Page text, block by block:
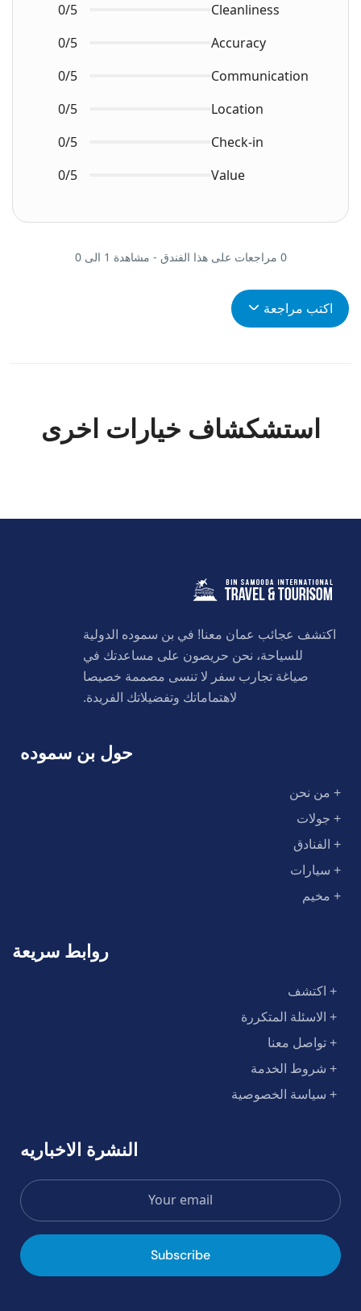
Cleanliness
0/5
Accuracy
0/5
Communication
0/5
Location
0/5
Check-in
0/5
Value
0/5
0 مراجعات على هذا الفندق - مشاهدة 1 الى 0
اكتب مراجعة
استشكشاف خيارات اخرى
اكتشف عجائب عمان معنا! في بن سموده الدولية
للسياحة، نحن حريصون على مساعدتك في
صياغة تجارب سفر لا تنسى مصممة خصيصا
لاهتماماتك وتفضيلاتك الفريدة.
حول بن سموده
+ من نحن
+ جولات
+ الفنادق
+ سيارات
+ مخيم
روابط سريعة
+ اكتشف
+ الاسئلة المتكررة
+ تواصل معنا
+ شروط الخدمة
+ سياسة الخصوصية
النشرة الاخباريه
Subscribe